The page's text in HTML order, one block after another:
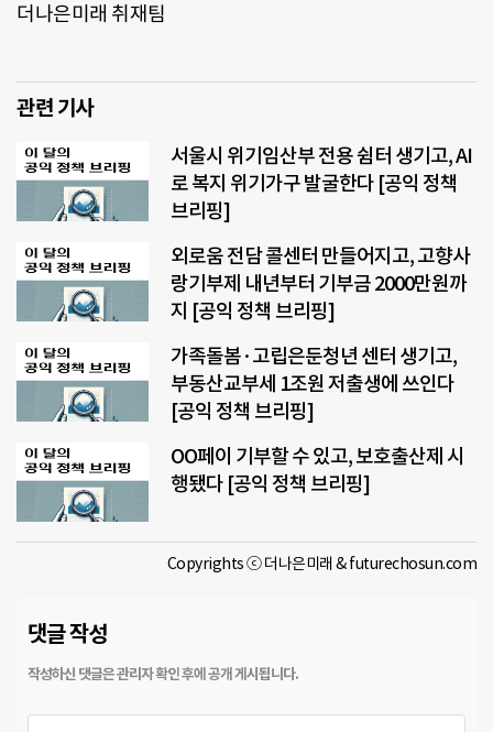
더나은미래 취재팀
관련 기사
서울시 위기임산부 전용 쉼터 생기고, AI
로 복지 위기가구 발굴한다 [공익 정책
브리핑]
외로움 전담 콜센터 만들어지고, 고향사
랑기부제 내년부터 기부금 2000만원까
지 [공익 정책 브리핑]
가족돌봄·고립은둔청년 센터 생기고,
부동산교부세 1조원 저출생에 쓰인다
[공익 정책 브리핑]
OO페이 기부할 수 있고, 보호출산제 시
행됐다 [공익 정책 브리핑]
Copyrights ⓒ 더나은미래 & futurechosun.com
댓글 작성